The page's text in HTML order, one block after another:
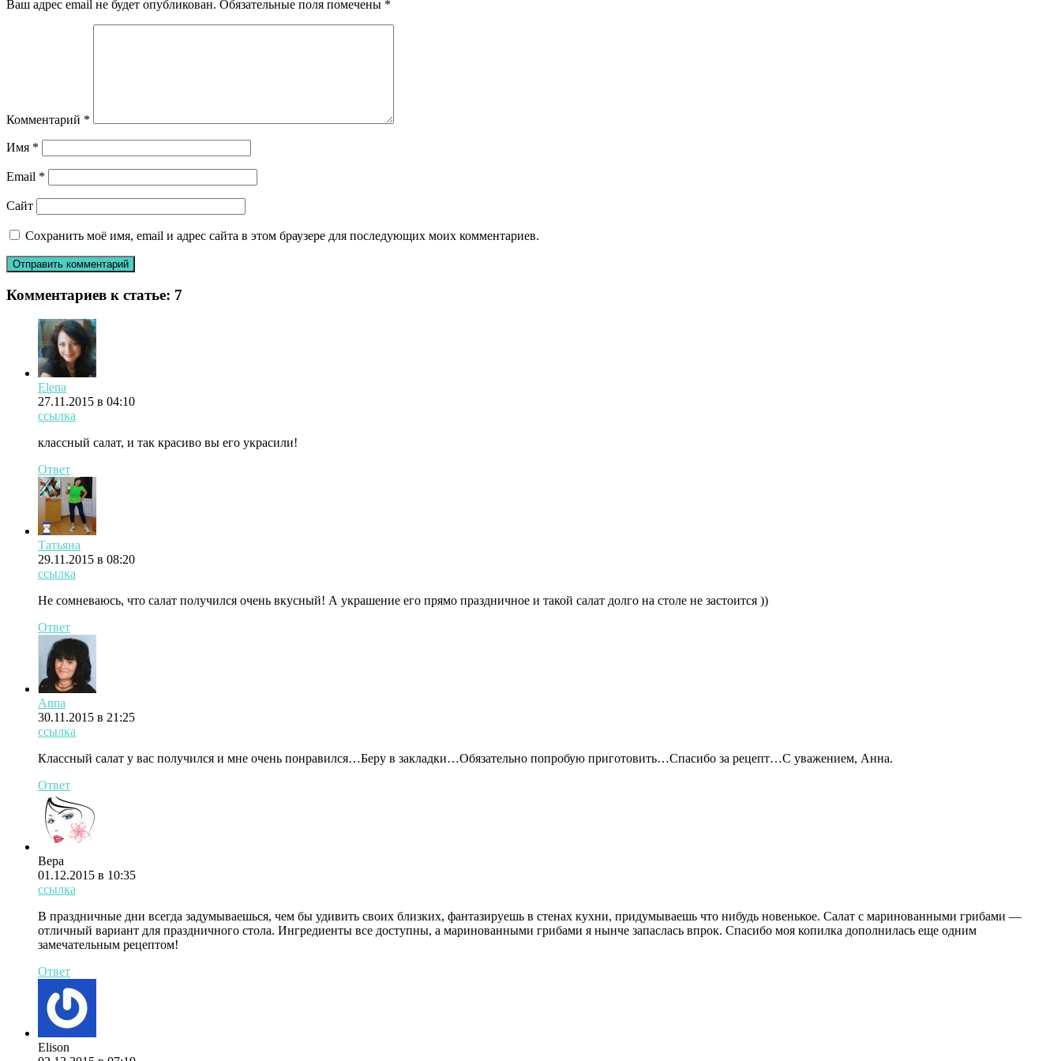
Ваш адрес email не будет опубликован. Обязательные поля помечены *
Комментарий *
Имя *
Email *
Сайт
Сохранить моё имя, email и адрес сайта в этом браузере для последующих моих комментариев.
Комментариев к статье: 7
Elena
27.11.2015 в 04:10
ссылка
классный салат, и так красиво вы его украсили!
Ответ
Татьяна
29.11.2015 в 08:20
ссылка
Не сомневаюсь, что салат получился очень вкусный! А украшение его прямо праздничное и такой салат долго на столе не застоится ))
Ответ
Anna
30.11.2015 в 21:25
ссылка
Классный салат у вас получился и мне очень понравился…Беру в закладки…Обязательно попробую приготовить…Спасибо за рецепт…С уважением, Анна.
Ответ
Вера
01.12.2015 в 10:35
ссылка
В праздничные дни всегда задумываешься, чем бы удивить своих близких, фантазируешь в стенах кухни, придумываешь что нибудь новенькое. Салат с маринованными грибами —
отличный вариант для праздничного стола. Ингредиенты все доступны, а маринованными грибами я нынче запаслась впрок. Спасибо моя копилка дополнилась еще одним
замечательным рецептом!
Ответ
Elison